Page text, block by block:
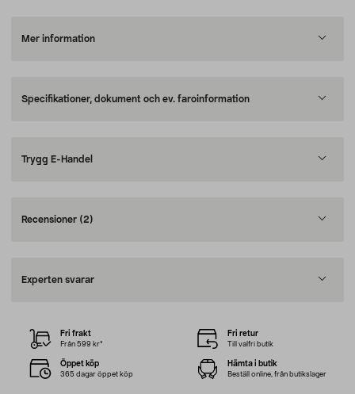
Mer information
Specifikationer, dokument och ev. faroinformation
Trygg E-Handel
Recensioner (2)
Experten svarar
Fri frakt
Från 599 kr*
Fri retur
Till valfri butik
Öppet köp
365 dagar öppet köp
Hämta i butik
Beställ online, från butikslager